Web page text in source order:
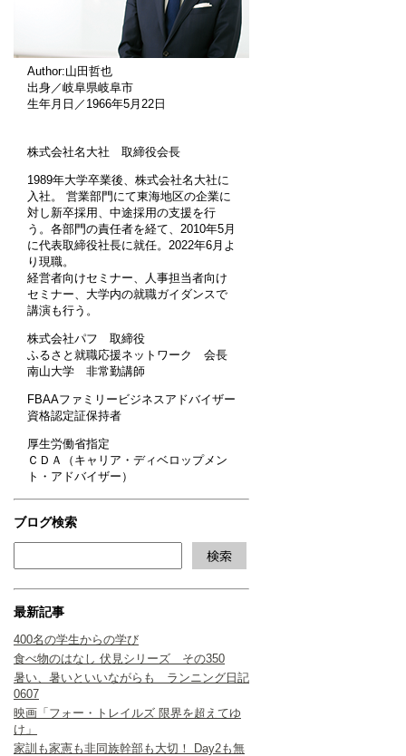
Author:山田哲也
出身／岐阜県岐阜市
生年月日／1966年5月22日
株式会社名大社 取締役会長
1989年大学卒業後、株式会社名大社に
入社。 営業部門にて東海地区の企業に
対し新卒採用、中途採用の支援を行
う。各部門の責任者を経て、2010年5月
に代表取締役社長に就任。2022年6月よ
り現職。
経営者向けセミナー、人事担当者向け
セミナー、大学内の就職ガイダンスで
講演も行う。
株式会社パフ 取締役
ふるさと就職応援ネットワーク 会長
南山大学 非常勤講師
FBAAファミリービジネスアドバイザー
資格認定証保持者
厚生労働省指定
ＣＤＡ（キャリア・ディベロップメン
ト・アドバイザー）
ブログ検索
最新記事
400名の学生からの学び
食べ物のはなし 伏見シリーズ その350
暑い、暑いといいながらも ランニング日記
0607
映画「フォー・トレイルズ 限界を超えてゆ
け」
家訓も家憲も非同族幹部も大切！ Day2も無